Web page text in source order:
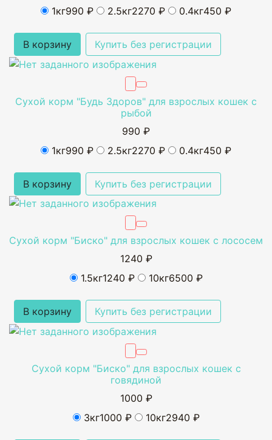
1кг990 ₽ 2.5кг2270 ₽ 0.4кг450 ₽
В корзину Купить без регистрации
Сухой корм "Будь Здоров" для взрослых кошек с
рыбой
990 ₽
1кг990 ₽ 2.5кг2270 ₽ 0.4кг450 ₽
В корзину Купить без регистрации
Сухой корм "Биско" для взрослых кошек с лососем
1240 ₽
1.5кг1240 ₽ 10кг6500 ₽
В корзину Купить без регистрации
Сухой корм "Биско" для взрослых кошек с
говядиной
1000 ₽
3кг1000 ₽ 10кг2940 ₽